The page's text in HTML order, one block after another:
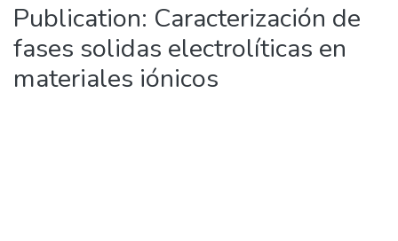
Publication: Caracterización de
fases solidas electrolíticas en
materiales iónicos